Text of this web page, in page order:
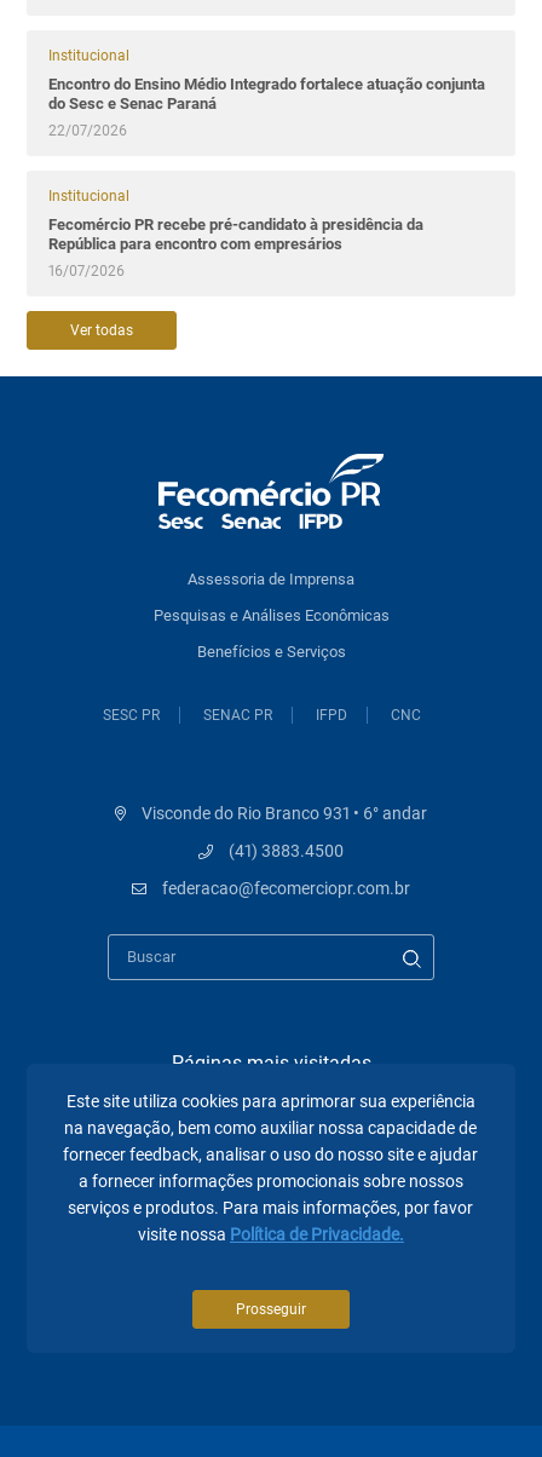
Institucional
Encontro do Ensino Médio Integrado fortalece atuação conjunta
do Sesc e Senac Paraná
22/07/2026
Institucional
Fecomércio PR recebe pré-candidato à presidência da
República para encontro com empresários
16/07/2026
Ver todas
Assessoria de Imprensa
Pesquisas e Análises Econômicas
Benefícios e Serviços
SESC PR SENAC PR IFPD CNC
Visconde do Rio Branco 931 • 6° andar
(41) 3883.4500
federacao@fecomerciopr.com.br
Páginas mais visitadas
A Fecomércio PR
Sindicatos
Institucional
Eventos
Este site utiliza cookies para aprimorar sua experiência
na navegação, bem como auxiliar nossa capacidade de
fornecer feedback, analisar o uso do nosso site e ajudar
a fornecer informações promocionais sobre nossos
serviços e produtos. Para mais informações, por favor
visite nossa Política de Privacidade.
Prosseguir